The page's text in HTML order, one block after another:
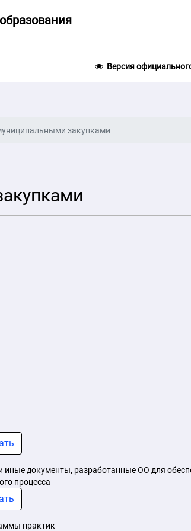
Версия
закупками
иные документы, разработанные ОО для
процесса
практик